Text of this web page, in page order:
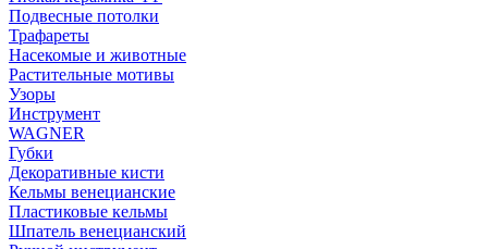
Подвесные потолки
Трафареты
Насекомые и животные
Растительные мотивы
Узоры
Инструмент
WAGNER
Губки
Декоративные кисти
Кельмы венецианские
Пластиковые кельмы
Шпатель венецианский